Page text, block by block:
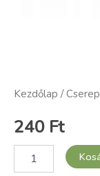
Kezdőlap /
240 Ft